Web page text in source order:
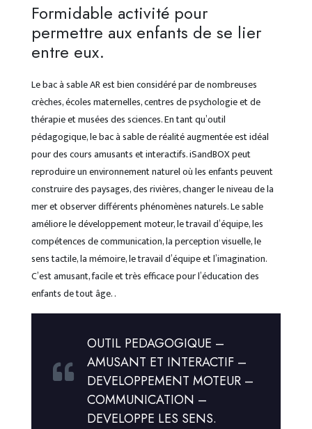
Formidable activité pour
permettre aux enfants de se lier
entre eux.
Le bac à sable AR est bien considéré par de nombreuses
crèches, écoles maternelles, centres de psychologie et de
thérapie et musées des sciences. En tant qu’outil
pédagogique, le bac à sable de réalité augmentée est idéal
pour des cours amusants et interactifs. iSandBOX peut
reproduire un environnement naturel où les enfants peuvent
construire des paysages, des rivières, changer le niveau de la
mer et observer différents phénomènes naturels. Le sable
améliore le développement moteur, le travail d’équipe, les
compétences de communication, la perception visuelle, le
sens tactile, la mémoire, le travail d’équipe et l’imagination.
C’est amusant, facile et très efficace pour l’éducation des
enfants de tout âge. .
OUTIL PEDAGOGIQUE –
AMUSANT ET INTERACTIF –
DEVELOPPEMENT MOTEUR –
COMMUNICATION –
DEVELOPPE LES SENS.